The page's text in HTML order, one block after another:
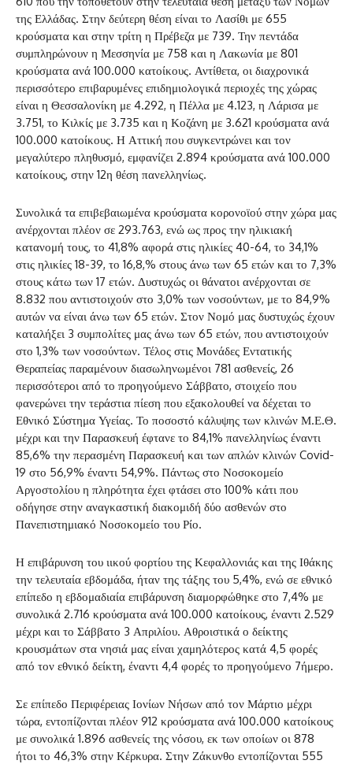
της Ελλάδας. Στην δεύτερη θέση είναι το Λασίθι με 655
κρούσματα και στην τρίτη η Πρέβεζα με 739. Την πεντάδα
συμπληρώνουν η Μεσσηνία με 758 και η Λακωνία με 801
κρούσματα ανά 100.000 κατοίκους. Αντίθετα, οι διαχρονικά
περισσότερο επιβαρυμένες επιδημιολογικά περιοχές της χώρας
είναι η Θεσσαλονίκη με 4.292, η Πέλλα με 4.123, η Λάρισα με
3.751, το Κιλκίς με 3.735 και η Κοζάνη με 3.621 κρούσματα ανά
100.000 κατοίκους. Η Αττική που συγκεντρώνει και τον
μεγαλύτερο πληθυσμό, εμφανίζει 2.894 κρούσματα ανά 100.000
κατοίκους, στην 12η θέση πανελληνίως.
Συνολικά τα επιβεβαιωμένα κρούσματα κορονοϊού στην χώρα μας
ανέρχονται πλέον σε 293.763, ενώ ως προς την ηλικιακή
κατανομή τους, το 41,8% αφορά στις ηλικίες 40-64, το 34,1%
στις ηλικίες 18-39, το 16,8,% στους άνω των 65 ετών και το 7,3%
στους κάτω των 17 ετών. Δυστυχώς οι θάνατοι ανέρχονται σε
8.832 που αντιστοιχούν στο 3,0% των νοσούντων, με το 84,9%
αυτών να είναι άνω των 65 ετών. Στον Νομό μας δυστυχώς έχουν
καταλήξει 3 συμπολίτες μας άνω των 65 ετών, που αντιστοιχούν
στο 1,3% των νοσούντων. Τέλος στις Μονάδες Εντατικής
Θεραπείας παραμένουν διασωληνωμένοι 781 ασθενείς, 26
περισσότεροι από το προηγούμενο Σάββατο, στοιχείο που
φανερώνει την τεράστια πίεση που εξακολουθεί να δέχεται το
Εθνικό Σύστημα Υγείας. Το ποσοστό κάλυψης των κλινών Μ.Ε.Θ.
μέχρι και την Παρασκευή έφτανε το 84,1% πανελληνίως έναντι
85,6% την περασμένη Παρασκευή και των απλών κλινών Covid-
19 στο 56,9% έναντι 54,9%. Πάντως στο Νοσοκομείο
Αργοστολίου η πληρότητα έχει φτάσει στο 100% κάτι που
οδήγησε στην αναγκαστική διακομιδή δύο ασθενών στο
Πανεπιστημιακό Νοσοκομείο του Ρίο.
Η επιβάρυνση του ιικού φορτίου της Κεφαλλονιάς και της Ιθάκης
την τελευταία εβδομάδα, ήταν της τάξης του 5,4%, ενώ σε εθνικό
επίπεδο η εβδομαδιαία επιβάρυνση διαμορφώθηκε στο 7,4% με
συνολικά 2.716 κρούσματα ανά 100.000 κατοίκους, έναντι 2.529
μέχρι και το Σάββατο 3 Απριλίου. Αθροιστικά ο δείκτης
κρουσμάτων στα νησιά μας είναι χαμηλότερος κατά 4,5 φορές
από τον εθνικό δείκτη, έναντι 4,4 φορές το προηγούμενο 7ήμερο.
Σε επίπεδο Περιφέρειας Ιονίων Νήσων από τον Μάρτιο μέχρι
τώρα, εντοπίζονται πλέον 912 κρούσματα ανά 100.000 κατοίκους
με συνολικά 1.896 ασθενείς της νόσου, εκ των οποίων οι 878
ήτοι το 46,3% στην Κέρκυρα. Στην Ζάκυνθο εντοπίζονται 555